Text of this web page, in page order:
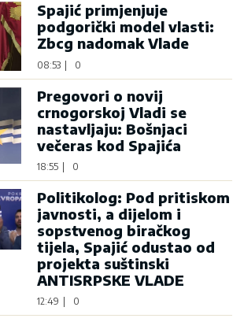
Spajić primjenjuje
podgorički model vlasti:
Zbcg nadomak Vlade
08:53 0
Pregovori o novij
crnogorskoj Vladi se
nastavljaju: Bošnjaci
večeras kod Spajića
18:55 0
Politikolog: Pod pritiskom
javnosti, a dijelom i
sopstvenog biračkog
tijela, Spajić odustao od
projekta suštinski
ANTISRPSKE VLADE
12:49 0